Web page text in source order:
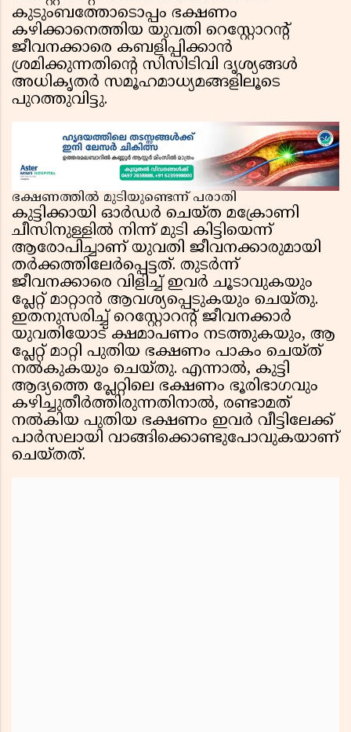
കുടുംബത്തോടൊപ്പം ഭക്ഷണം
കഴിക്കാനെത്തിയ യുവതി റെസ്റ്റോറൻ്റ്
ജീവനക്കാരെ കബളിപ്പിക്കാൻ
ശ്രമിക്കുന്നതിൻ്റെ സിസിടിവി ദൃശ്യങ്ങൾ
അധികൃതർ സമൂഹമാധ്യമങ്ങളിലൂടെ
പുറത്തുവിട്ടു.
ഭക്ഷണത്തിൽ മുടിയുണ്ടെന്ന് പരാതി
കുട്ടിക്കായി ഓർഡർ ചെയ്ത മക്രോണി
ചീസിനുള്ളിൽ നിന്ന് മുടി കിട്ടിയെന്ന്
ആരോപിച്ചാണ് യുവതി ജീവനക്കാരുമായി
തർക്കത്തിലേർപ്പെട്ടത്. തുടർന്ന്
ജീവനക്കാരെ വിളിച്ച് ഇവർ ചൂടാവുകയും
പ്ലേറ്റ് മാറ്റാൻ ആവശ്യപ്പെടുകയും ചെയ്തു.
ഇതനുസരിച്ച് റെസ്റ്റോറൻ്റ് ജീവനക്കാർ
യുവതിയോട് ക്ഷമാപണം നടത്തുകയും, ആ
പ്ലേറ്റ് മാറ്റി പുതിയ ഭക്ഷണം പാകം ചെയ്ത്
നൽകുകയും ചെയ്തു. എന്നാൽ, കുട്ടി
ആദ്യത്തെ പ്ലേറ്റിലെ ഭക്ഷണം ഭൂരിഭാഗവും
കഴിച്ചുതീർത്തിരുന്നതിനാൽ, രണ്ടാമത്
നൽകിയ പുതിയ ഭക്ഷണം ഇവർ വീട്ടിലേക്ക്
പാർസലായി വാങ്ങിക്കൊണ്ടുപോവുകയാണ്
ചെയ്തത്.